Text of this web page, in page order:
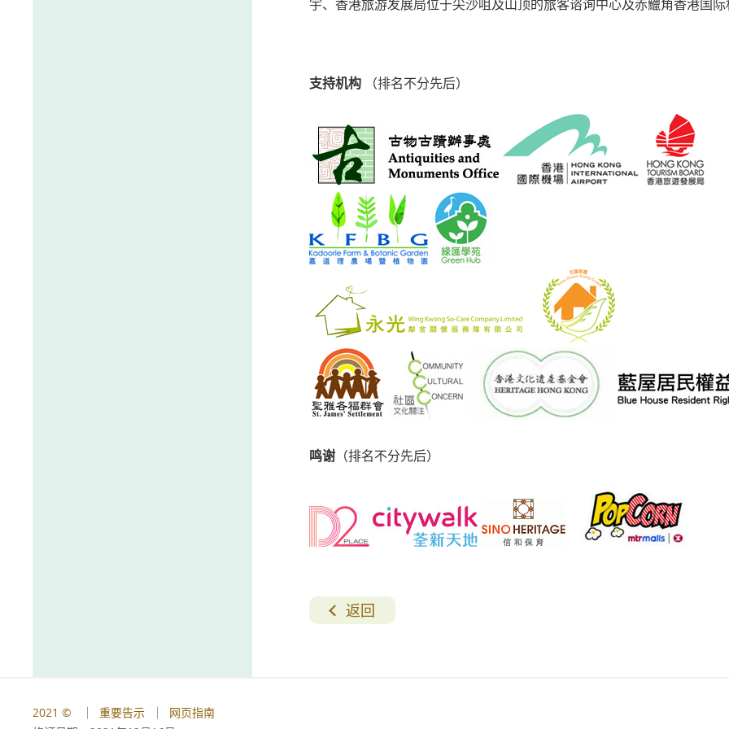
宇、香港旅游发展局位于尖沙咀及山顶的旅客谘询中心及赤鱲角香港国
支持机构 （排名不分先后）
鸣谢 （排名不分先后）
返回
2021 © 重要告示
网页指南